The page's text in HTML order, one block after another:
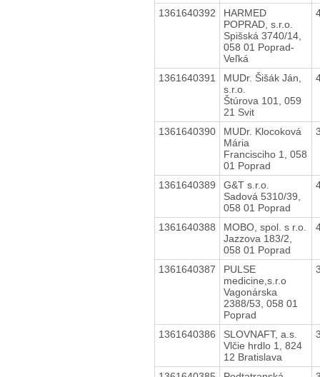
1361640392
HARMED
POPRAD, s.r.o.
Spišská 3740/14,
058 01 Poprad-
Veľká
1361640391
MUDr. Šišák Ján,
s.r.o.
Štúrova 101, 059
21 Svit
1361640390
MUDr. Klocoková
Mária
Francisciho 1, 058
01 Poprad
1361640389
G&T s.r.o.
Sadová 5310/39,
058 01 Poprad
1361640388
MOBO, spol. s r.o.
Jazzova 183/2,
058 01 Poprad
1361640387
PULSE
medicine,s.r.o
Vagonárska
2388/53, 058 01
Poprad
1361640386
SLOVNAFT, a.s.
Vlčie hrdlo 1, 824
12 Bratislava